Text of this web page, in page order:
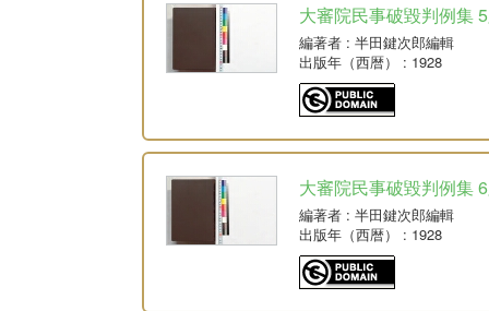
大審院民事破毀判例集
編著者 : 半田鍵次郎編輯
出版年（西暦）
: 1928
大審院民事破毀判例集
編著者 : 半田鍵次郎編輯
出版年（西暦）
: 1928